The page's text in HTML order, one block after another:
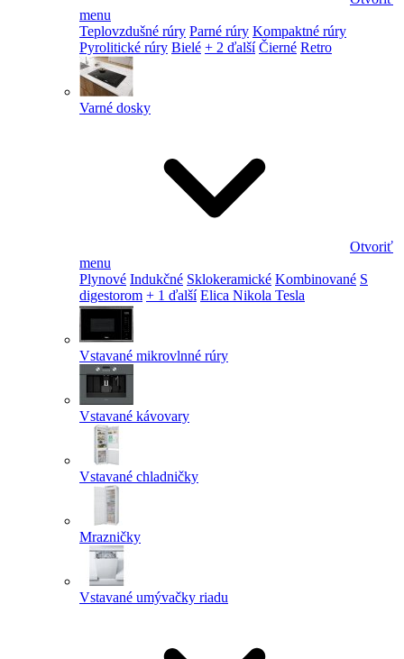
menu
Teplovzdušné rúry Parné rúry Kompaktné rúry
Pyrolitické rúry Bielé + 2 ďalší Čierné Retro
Varné dosky
Otvoriť
menu
Plynové Indukčné Sklokeramické Kombinované S
digestorom + 1 ďalší Elica Nikola Tesla
Vstavané mikrovlnné rúry
Vstavané kávovary
Vstavané chladničky
Mrazničky
Vstavané umývačky riadu